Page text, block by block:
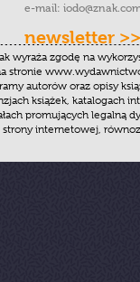
e-mail:
newsletter >>
wyraża zgodę na
stronie
autorów oraz opisy
książek, katalogach
promujących legalną
strony internetowej,